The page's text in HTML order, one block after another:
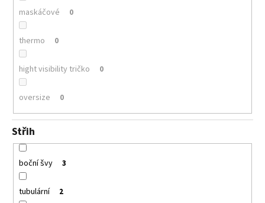
maskáčové 0
thermo 0
hight visibility tričko 0
oversize 0
Střih
boční švy 3
tubulární 2